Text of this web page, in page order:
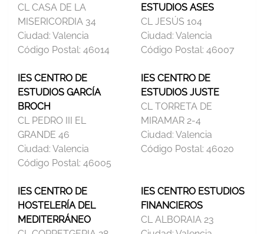
CL CASA DE LA
MISERICORDIA 34
Ciudad: Valencia
Código Postal: 46014
ESTUDIOS ASES
CL JESÚS 104
Ciudad: Valencia
Código Postal: 46007
IES CENTRO DE
ESTUDIOS GARCÍA
BROCH
CL PEDRO III EL
GRANDE 46
Ciudad: Valencia
Código Postal: 46005
IES CENTRO DE
ESTUDIOS JUSTE
CL TORRETA DE
MIRAMAR 2-4
Ciudad: Valencia
Código Postal: 46020
IES CENTRO DE
HOSTELERÍA DEL
MEDITERRÁNEO
IES CENTRO ESTUDIOS
FINANCIEROS
CL ALBORAIA 23